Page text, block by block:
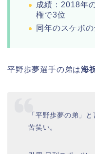
成績：2018年
権で3位
同年のスケボ
平野歩夢選手の弟は海
「平野歩夢の弟」
苦笑い。